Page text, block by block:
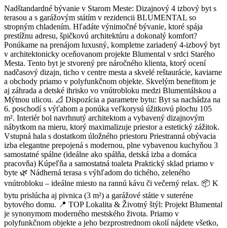
Nadštandardné bývanie v Starom Meste: Dizajnový 4 izbový byt s
terasou a s garážovým státím v rezidencii BLUMENTAL so
stropným chladením. Hľadáte výnimočné bývanie, ktoré spája
prestížnu adresu, špičkovú architektúru a dokonalý komfort?
Ponúkame na prenájom luxusný, kompletne zariadený 4-izbový byt
v architektonicky oceňovanom projekte Blumental v srdci Starého
Mesta. Tento byt je stvorený pre náročného klienta, ktorý ocení
nadčasový dizajn, ticho v centre mesta a skvelé reštaurácie, kaviarne
a obchody priamo v polyfunkčnom objekte. Skvelým benefitom je
aj záhrada a detské ihrisko vo vnútrobloku medzi Blumentálskou a
Mýtnou ulicou. 📐 Dispozícia a parametre bytu: Byt sa nachádza na
6. poschodí s výťahom a ponúka veľkorysú úžitkovú plochu 105
m². Interiér bol navrhnutý architektom a vybavený dizajnovým
nábytkom na mieru, ktorý maximalizuje priestor a estetický zážitok.
Vstupná hala s dostatkom úložného priestoru Priestranná obývacia
izba elegantne prepojená s modernou, plne vybavenou kuchyňou 3
samostatné spálne (ideálne ako spálňa, detská izba a domáca
pracovňa) Kúpeľňa a samostatná toaleta Praktický sklad priamo v
byte 🌿 Nádherná terasa s výhľadom do tichého, zeleného
vnútrobloku – ideálne miesto na rannú kávu či večerný relax. 📦 K
bytu prislúcha aj pivnica (3 m²) a garážové státie v suteréne
bytového domu. 📍 TOP Lokalita & Životný štýl: Projekt Blumental
je synonymom moderného mestského života. Priamo v
polyfunkčnom objekte a jeho bezprostrednom okolí nájdete všetko,